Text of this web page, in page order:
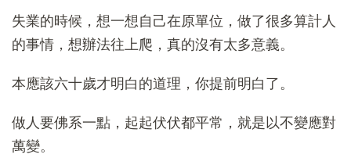
失業的時候，想一想自己在原單位，做了很多算計人
的事情，想辦法往上爬，真的沒有太多意義。
本應該六十歲才明白的道理，你提前明白了。
做人要佛系一點，起起伏伏都平常，就是以不變應對
萬變。